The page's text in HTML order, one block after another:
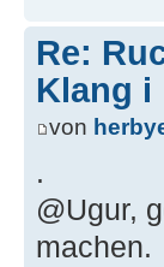
Re:
Klang i
von
.
@Ugur,
machen.